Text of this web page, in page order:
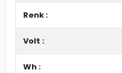
Renk :
Volt :
Wh :